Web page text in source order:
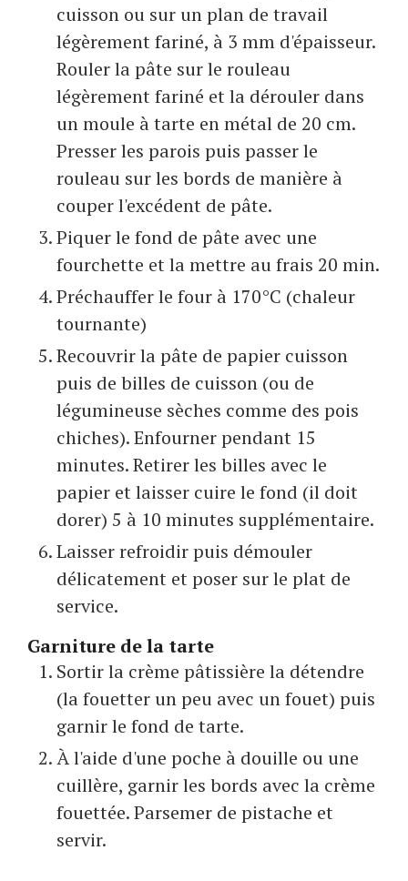
cuisson ou sur un plan de travail
légèrement fariné, à 3 mm d'épaisseur.
Rouler la pâte sur le rouleau
légèrement fariné et la dérouler dans
un moule à tarte en métal de 20 cm.
Presser les parois puis passer le
rouleau sur les bords de manière à
couper l'excédent de pâte.
Piquer le fond de pâte avec une
fourchette et la mettre au frais 20 min.
Préchauffer le four à 170°C (chaleur
tournante)
Recouvrir la pâte de papier cuisson
puis de billes de cuisson (ou de
légumineuse sèches comme des pois
chiches). Enfourner pendant 15
minutes. Retirer les billes avec le
papier et laisser cuire le fond (il doit
dorer) 5 à 10 minutes supplémentaire.
Laisser refroidir puis démouler
délicatement et poser sur le plat de
service.
Garniture de la tarte
Sortir la crème pâtissière la détendre
(la fouetter un peu avec un fouet) puis
garnir le fond de tarte.
À l'aide d'une poche à douille ou une
cuillère, garnir les bords avec la crème
fouettée. Parsemer de pistache et
servir.